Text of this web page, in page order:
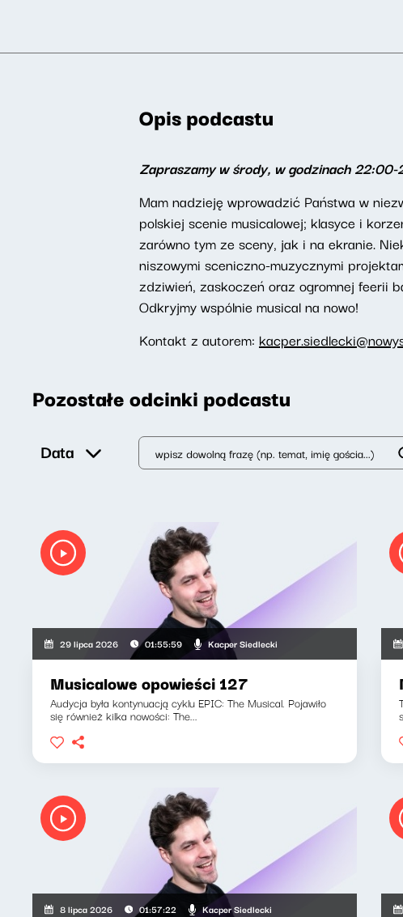
Opis podcastu
Zapraszamy w środy, w godzinach
Mam nadzieję wprowadzić Państwa w
polskiej scenie musicalowej; klasyce i
zarówno tym ze sceny, jak i na ekranie.
niszowymi sceniczno-muzycznymi
zdziwień, zaskoczeń oraz ogromnej feerii
Odkryjmy wspólnie musical na nowo!
Kontakt z autorem:
Pozostałe odcinki podcastu
Data
29 lipca 2026 01:55:59 Kacper Siedlecki
Musicalowe opowieści 127
Audycja była kontynuacją cyklu EPIC: The Musical. Pojawiło
się również kilka nowości: The...
8 lipca 2026 01:57:22 Kacper Siedlecki